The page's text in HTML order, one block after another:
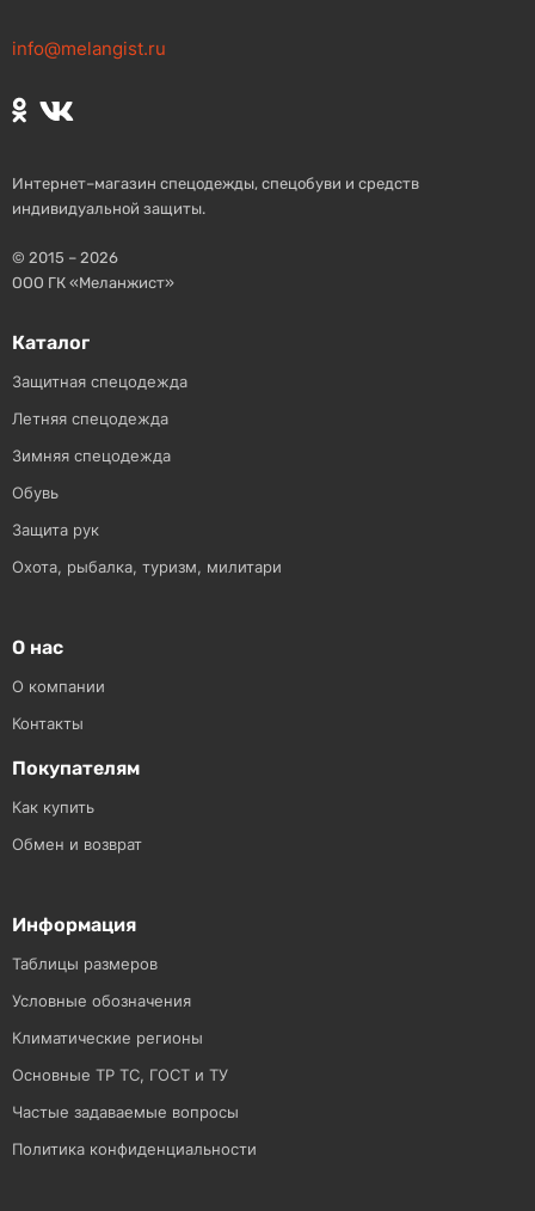
info@melangist.ru
Интернет–магазин спецодежды, спецобуви и средств
индивидуальной защиты.
© 2015 – 2026
ООО ГК «Меланжист»
Каталог
Защитная спецодежда
Летняя спецодежда
Зимняя спецодежда
Обувь
Защита рук
Охота, рыбалка, туризм, милитари
О нас
О компании
Контакты
Покупателям
Как купить
Обмен и возврат
Информация
Таблицы размеров
Условные обозначения
Климатические регионы
Основные ТР ТС, ГОСТ и ТУ
Частые задаваемые вопросы
Политика конфиденциальности